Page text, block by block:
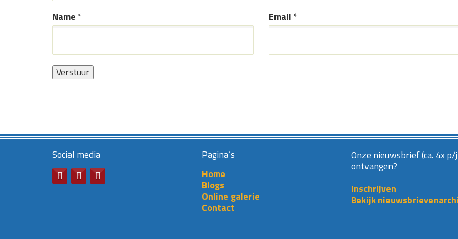
Name * Email *
Social media
Pagina’s
Home
Blogs
Online galerie
Contact
Onze nieuwsbrief (ca. 4x
ontvangen?
Inschrijven
Bekijk